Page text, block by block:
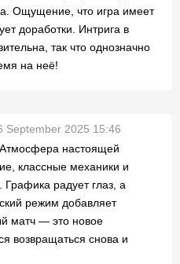
Ощущение, что игра имеет
доработки. Интрига в
так что однозначно
на неё!
September 2025 15:46
Атмосфера настоящей
классные механики и
Графика радует глаз, а
режим добавляет
матч — это новое
возвращаться снова и